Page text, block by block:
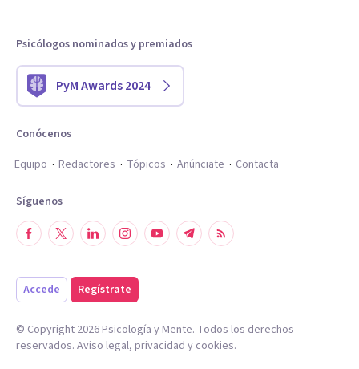
Psicólogos nominados y premiados
PyM Awards 2024
Conócenos
Equipo
Redactores Tópicos Anúnciate Contacta
Síguenos
Accede Regístrate
© Copyright 2026Psicología y Mente. Todos los derechos
reservados. Aviso legal, privacidad y cookies.